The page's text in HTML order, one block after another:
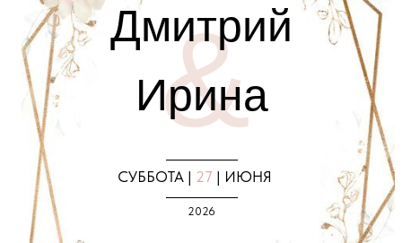
&
Дмитрий
Ирина
________
СУББОТА | 27 | ИЮНЯ
2026